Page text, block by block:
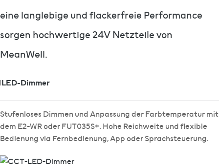
eine langlebige und flackerfreie Performance
sorgen hochwertige 24V Netzteile von
MeanWell.
LED-Dimmer
Stufenloses Dimmen und Anpassung der Farbtemperatur mit
dem E2-WR oder FUT035S+. Hohe Reichweite und flexible
Bedienung via Fernbedienung, App oder Sprachsteuerung.